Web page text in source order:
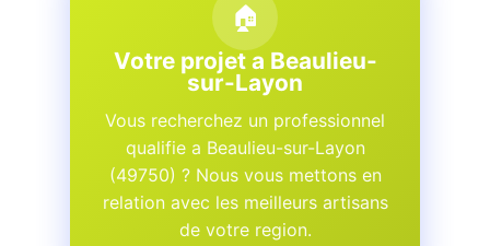
🏠
Votre projet a Beaulieu-
sur-Layon
Vous recherchez un professionnel
qualifie a Beaulieu-sur-Layon
(49750) ? Nous vous mettons en
relation avec les meilleurs artisans
de votre region.